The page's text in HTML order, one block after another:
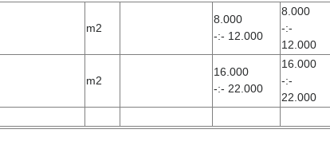
m2
8.000
-:- 12.000
8.000
-:-
12.000
m2
16.000
-:- 22.000
16.000
-:- ​
22.000